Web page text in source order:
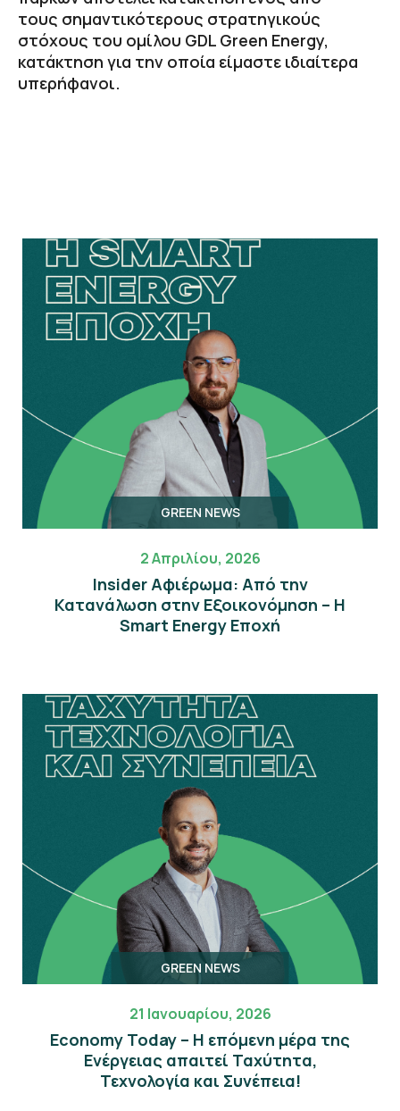
τους σημαντικότερους στρατηγικούς
στόχους του ομίλου GDL Green Energy,
κατάκτηση για την οποία είμαστε ιδιαίτερα
υπερήφανοι.
GREEN NEWS
2 Απριλίου, 2026
Insider Αφιέρωμα: Από την
Κατανάλωση στην Εξοικονόμηση – Η
Smart Energy Εποχή
GREEN NEWS
21 Ιανουαρίου, 2026
Economy Today – Η επόμενη μέρα της
Eνέργειας απαιτεί Ταχύτητα,
Τεχνολογία και Συνέπεια!